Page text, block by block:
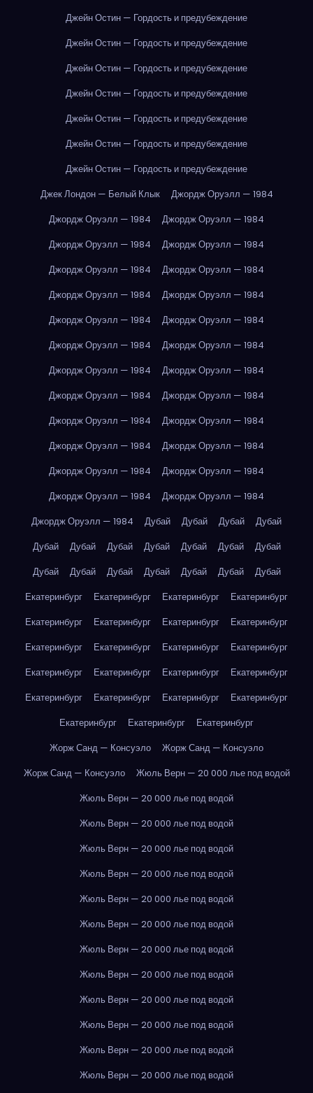
Джейн Остин — Гордость и предубеждение
Джейн Остин — Гордость и предубеждение
Джейн Остин — Гордость и предубеждение
Джейн Остин — Гордость и предубеждение
Джейн Остин — Гордость и предубеждение
Джейн Остин — Гордость и предубеждение
Джейн Остин — Гордость и предубеждение
Джек Лондон — Белый Клык
Джордж Оруэлл — 1984
Джордж Оруэлл — 1984
Джордж Оруэлл — 1984
Джордж Оруэлл — 1984
Джордж Оруэлл — 1984
Джордж Оруэлл — 1984
Джордж Оруэлл — 1984
Джордж Оруэлл — 1984
Джордж Оруэлл — 1984
Джордж Оруэлл — 1984
Джордж Оруэлл — 1984
Джордж Оруэлл — 1984
Джордж Оруэлл — 1984
Джордж Оруэлл — 1984
Джордж Оруэлл — 1984
Джордж Оруэлл — 1984
Джордж Оруэлл — 1984
Джордж Оруэлл — 1984
Джордж Оруэлл — 1984
Джордж Оруэлл — 1984
Джордж Оруэлл — 1984
Джордж Оруэлл — 1984
Джордж Оруэлл — 1984
Джордж Оруэлл — 1984
Джордж Оруэлл — 1984
Джордж Оруэлл — 1984
Дубай Дубай Дубай
Дубай
Дубай
Дубай Дубай Дубай Дубай Дубай
Дубай
Дубай
Дубай Дубай Дубай Дубай Дубай
Дубай
Екатеринбург
Екатеринбург Екатеринбург
Екатеринбург
Екатеринбург
Екатеринбург Екатеринбург
Екатеринбург
Екатеринбург
Екатеринбург Екатеринбург
Екатеринбург
Екатеринбург
Екатеринбург Екатеринбург
Екатеринбург
Екатеринбург
Екатеринбург Екатеринбург
Екатеринбург
Екатеринбург
Екатеринбург
Екатеринбург
Жорж Санд — Консуэло
Жорж Санд — Консуэло
Жорж Санд — Консуэло
Жюль Верн — 20 000 лье под водой
Жюль Верн — 20 000 лье под водой
Жюль Верн — 20 000 лье под водой
Жюль Верн — 20 000 лье под водой
Жюль Верн — 20 000 лье под водой
Жюль Верн — 20 000 лье под водой
Жюль Верн — 20 000 лье под водой
Жюль Верн — 20 000 лье под водой
Жюль Верн — 20 000 лье под водой
Жюль Верн — 20 000 лье под водой
Жюль Верн — 20 000 лье под водой
Жюль Верн — 20 000 лье под водой
Жюль Верн — 20 000 лье под водой